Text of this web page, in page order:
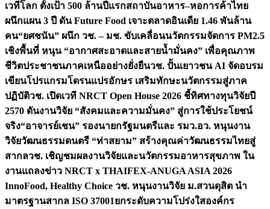
เวทีโลก ตั้งเป้า 500 ล้านปีแรกสถาบันอาหาร–หอการค้าไทย
ผนึกแผน 3 ปี ดัน Future Food เจาะตลาดอินเดีย 1.46 พันล้าน
คน“ยศชนัน” ผนึก วช. – มช. ขับเคลื่อนนวัตกรรมจัดการ PM2.5
เชิงพื้นที่ หนุน “อากาศสะอาดและสายน้ำมั่นคง” เพื่อคุณภาพ
ชีวิตประชาชนภาคเหนืออย่างยั่งยืนวช. ปั้นเยาวชน AI จัดอบรม
เขียนโปรแกรมโดรนแปรอักษร เสริมทักษะนวัตกรรมสู่ภาค
ปฏิบัติวช. เปิดเวที NRCT Open House 2026 ชี้ทิศทางทุนวิจัยปี
2570 ดันงานวิจัย “สังคมและความมั่นคง” สู่การใช้ประโยชน์
จริง“อาจารย์เชน” รองนายกรัฐมนตรีและ รมว.อว. หนุนงาน
วิจัยวัฒนธรรมดนตรี “ท่าสยาม” สร้างคุณค่าวัฒนธรรมไทยสู่
สากลวช. เชิญชมผลงานวิจัยและนวัตกรรมอาหารสุขภาพ ใน
งานแถลงข่าว NRCT x THAIFEX-ANUGA ASIA 2026
InnoFood, Healthy Choice วช. หนุนงานวิจัย ม.สวนดุสิต นำ
มาตรฐานสากล ISO 37001ยกระดับความโปร่งใสองค์กร